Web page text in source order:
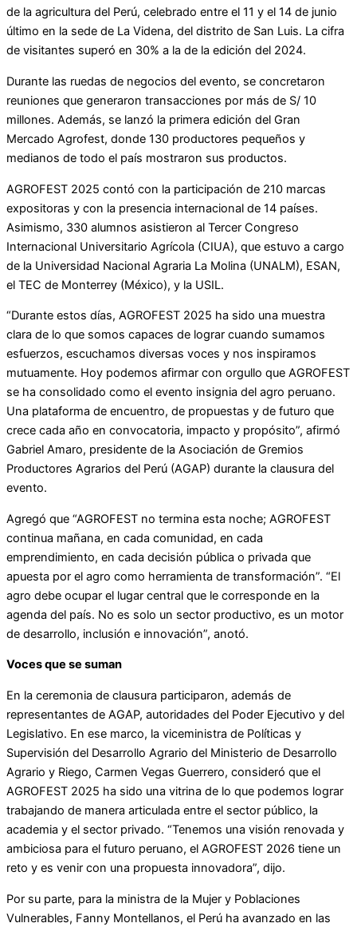
de la agricultura del Perú, celebrado entre el 11 y el 14 de junio
último en la sede de La Videna, del distrito de San Luis. La cifra
de visitantes superó en 30% a la de la edición del 2024.
Durante las ruedas de negocios del evento, se concretaron
reuniones que generaron transacciones por más de S/ 10
millones. Además, se lanzó la primera edición del Gran
Mercado Agrofest, donde 130 productores pequeños y
medianos de todo el país mostraron sus productos.
AGROFEST 2025 contó con la participación de 210 marcas
expositoras y con la presencia internacional de 14 países.
Asimismo, 330 alumnos asistieron al Tercer Congreso
Internacional Universitario Agrícola (CIUA), que estuvo a cargo
de la Universidad Nacional Agraria La Molina (UNALM), ESAN,
el TEC de Monterrey (México), y la USIL.
“Durante estos días, AGROFEST 2025 ha sido una muestra
clara de lo que somos capaces de lograr cuando sumamos
esfuerzos, escuchamos diversas voces y nos inspiramos
mutuamente. Hoy podemos afirmar con orgullo que AGROFEST
se ha consolidado como el evento insignia del agro peruano.
Una plataforma de encuentro, de propuestas y de futuro que
crece cada año en convocatoria, impacto y propósito”, afirmó
Gabriel Amaro, presidente de la Asociación de Gremios
Productores Agrarios del Perú (AGAP) durante la clausura del
evento.
Agregó que “AGROFEST no termina esta noche; AGROFEST
continua mañana, en cada comunidad, en cada
emprendimiento, en cada decisión pública o privada que
apuesta por el agro como herramienta de transformación”. “El
agro debe ocupar el lugar central que le corresponde en la
agenda del país. No es solo un sector productivo, es un motor
de desarrollo, inclusión e innovación”, anotó.
Voces que se suman
En la ceremonia de clausura participaron, además de
representantes de AGAP, autoridades del Poder Ejecutivo y del
Legislativo. En ese marco, la viceministra de Políticas y
Supervisión del Desarrollo Agrario del Ministerio de Desarrollo
Agrario y Riego, Carmen Vegas Guerrero, consideró que el
AGROFEST 2025 ha sido una vitrina de lo que podemos lograr
trabajando de manera articulada entre el sector público, la
academia y el sector privado. “Tenemos una visión renovada y
ambiciosa para el futuro peruano, el AGROFEST 2026 tiene un
reto y es venir con una propuesta innovadora”, dijo.
Por su parte, para la ministra de la Mujer y Poblaciones
Vulnerables, Fanny Montellanos, el Perú ha avanzado en las